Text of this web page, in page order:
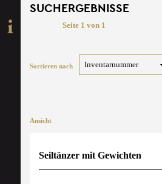
SUCHERGEBNISSE
Seite 1 von 1
Sortieren nach
Ansicht
Seiltänzer mit Gewichten